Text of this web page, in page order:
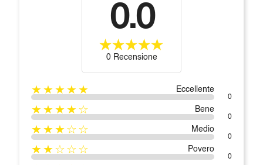
0.0
0 Recensione
★★★★★ Eccellente
0
★★★★☆ Bene
0
★★★☆☆ Medio
0
★★☆☆☆ Povero
0